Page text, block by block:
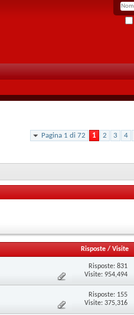
Pagina 1 di 72 1 2 3 4
Risposte /Visite
Risposte: 831
Visite: 954,494
Risposte: 155
Visite: 375,316